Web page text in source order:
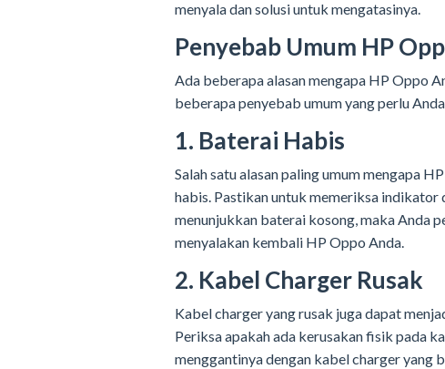
menyala dan solusi untuk mengatasinya.
Penyebab Umum HP
Ada beberapa alasan mengapa HP Oppo
beberapa penyebab umum yang perlu
1. Baterai Habis
Salah satu alasan paling umum mengapa
habis. Pastikan untuk memeriksa
menunjukkan baterai kosong, maka Anda
menyalakan kembali HP Oppo Anda.
2. Kabel Charger Rusak
Kabel charger yang rusak juga dapat
Periksa apakah ada kerusakan fisik pada
menggantinya dengan kabel charger yang